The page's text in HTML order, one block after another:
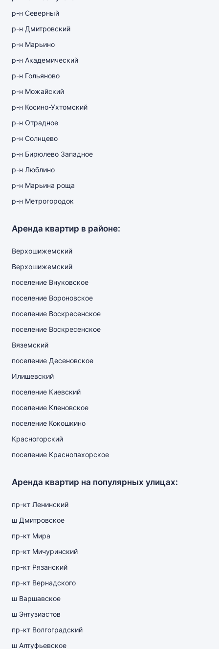
р-н Северный
р-н Дмитровский
р-н Марьино
р-н Академический
р-н Гольяново
р-н Можайский
р-н Косино-Ухтомский
р-н Отрадное
р-н Солнцево
р-н Бирюлево Западное
р-н Люблино
р-н Марьина роща
р-н Метрогородок
Аренда квартир в районе:
Верхошижемский
Верхошижемский
поселение Внуковское
поселение Вороновское
поселение Воскресенское
поселение Воскресенское
Вяземский
поселение Десеновское
Илишевский
поселение Киевский
поселение Кленовское
поселение Кокошкино
Красногорский
поселение Краснопахорское
Аренда квартир на популярных улицах:
пр-кт Ленинский
ш Дмитровское
пр-кт Мира
пр-кт Мичуринский
пр-кт Рязанский
пр-кт Вернадского
ш Варшавское
ш Энтузиастов
пр-кт Волгоградский
ш Алтуфьевское